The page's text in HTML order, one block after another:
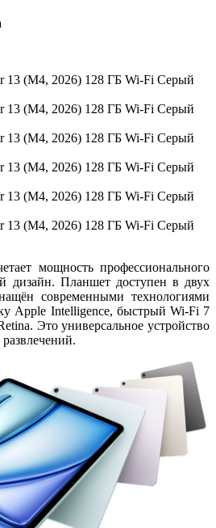
мощность профессионального
дизайн. Планшет доступен в двух
современными технологиями
Apple Intelligence, быстрый Wi-Fi 7
Это универсальное устройство